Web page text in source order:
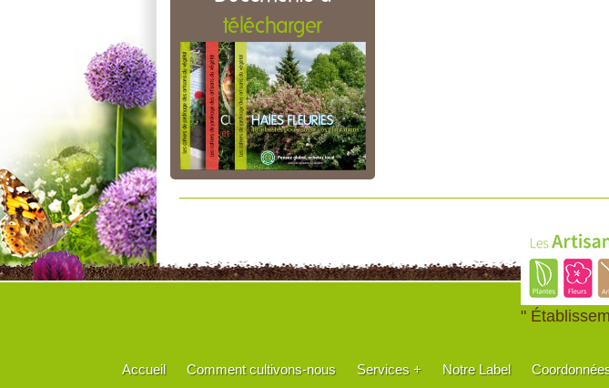
télécharger
"
Accueil Comment cultivons-nous Services + Notre Label